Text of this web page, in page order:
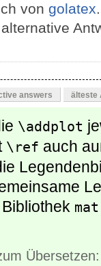
von golatex
answers älteste
\addplot
\ref auch
Übersetzen: